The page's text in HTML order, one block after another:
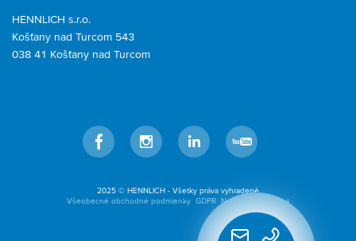
Rýchly
HENNLICH s.r.o.
Košťany nad Turcom 543
038 41 Košťany nad Turcom
2025 © HENNLICH - Všetky práva vyhradené
Všeobecné obchodné podmienky GDPR Nastavenia cookies
FacebookInstagramLinkedIn YouTube